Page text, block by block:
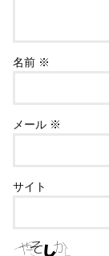
名前 ※
メール ※
サイト